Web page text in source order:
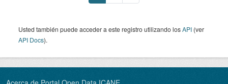
Usted también puede acceder a este registro utilizando losAPI (ver
API Docs).